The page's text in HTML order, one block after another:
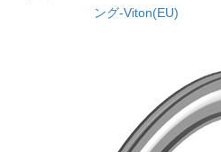
ング-Viton(EU)